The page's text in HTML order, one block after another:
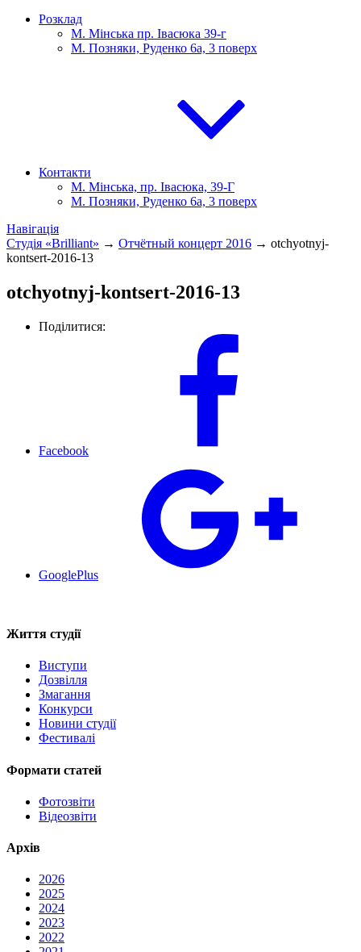
Розклад
М. Мінська пр. Івасюка 39-г
М. Позняки, Руденко 6а, 3 поверх
Контакти
М. Мінська, пр. Івасюка, 39-Г
М. Позняки, Руденко 6а, 3 поверх
Навігація
Студія «Brilliant» → Отчётный концерт 2016 → otchyotnyj-
kontsert-2016-13
otchyotnyj-kontsert-2016-13
Поділитися:
Facebook
GooglePlus
Життя студії
Виступи
Дозвілля
Змагання
Конкурси
Новини студії
Фестивалі
Формати статей
Фотозвіти
Відеозвіти
Архів
2026
2025
2024
2023
2022